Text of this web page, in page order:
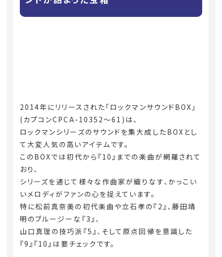
2014年にリリースされた「ロックマンサウンドBOX」
(カプコンCPCA-10352〜61)は、
ロックマンシリーズのサウンドを集大成したBOXとし
て大変人気の高いアイテムです。
このBOXでは初代から『10』までの楽曲が網羅されて
おり、
シリーズを通じて様々な作曲家が織りなす、かっこい
いメロディがファンの心を捉えています。
特に松前真奈美の初代楽曲や立石孝の『2』、藤田靖
明のブルージーな『3』、
山口真理の技巧派『5』、そして原点回帰を意識した
『9』『10』は要チェックです。